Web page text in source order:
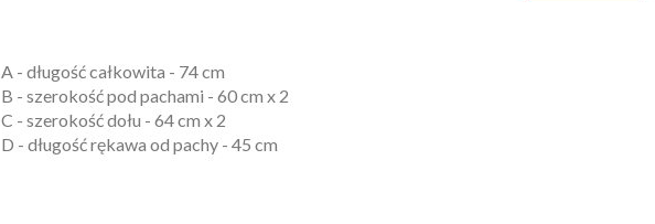
A - długość całkowita - 74 cm
B - szerokość pod pachami - 60 cm x 2
C - szerokość dołu - 64 cm x 2
D - długość rękawa od pachy - 45 cm